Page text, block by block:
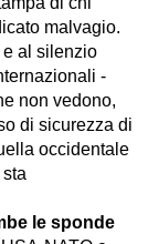
malvagio.
e al silenzio
-
non vedono,
di sicurezza di
occidentale
le sponde